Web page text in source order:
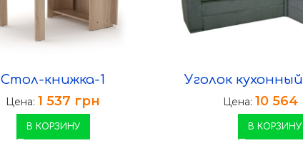
Стол-книжка-1
Цена:1 537 грн
В КОРЗИНУ
Уголок
Цена: 10 564
В КОРЗИНУ